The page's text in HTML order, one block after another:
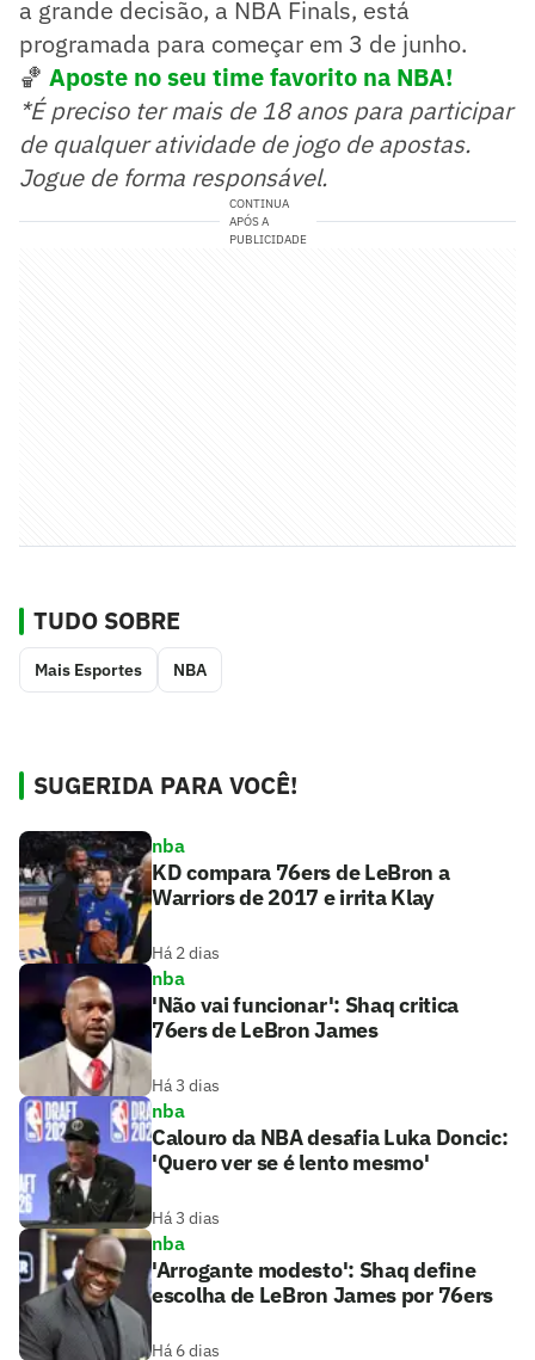
a grande decisão, a NBA Finals, está
programada para começar em 3 de junho.
🏀 Aposte no seu time favorito na NBA!
*É preciso ter mais de 18 anos para participar
de qualquer atividade de jogo de apostas.
Jogue de forma responsável.
CONTINUA
APÓS A
PUBLICIDADE
TUDO SOBRE
Mais Esportes NBA
SUGERIDA PARA VOCÊ!
nba
KD compara 76ers de LeBron a
Warriors de 2017 e irrita Klay
Há 2 dias
nba
'Não vai funcionar': Shaq critica
76ers de LeBron James
Há 3 dias
nba
Calouro da NBA desafia Luka Doncic:
'Quero ver se é lento mesmo'
Há 3 dias
nba
'Arrogante modesto': Shaq define
escolha de LeBron James por 76ers
Há 6 dias